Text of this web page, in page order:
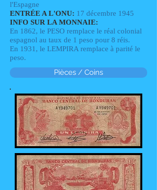
l'Espagne
ENTRÉE A L'ONU: 17 décembre 1945
INFO SUR LA MONNAIE:
En 1862, le PESO remplace le réal colonial
espagnol au taux de 1 peso pour 8 réis.
En 1931, le LEMPIRA remplace à parité le
peso.
Pièces / Coins